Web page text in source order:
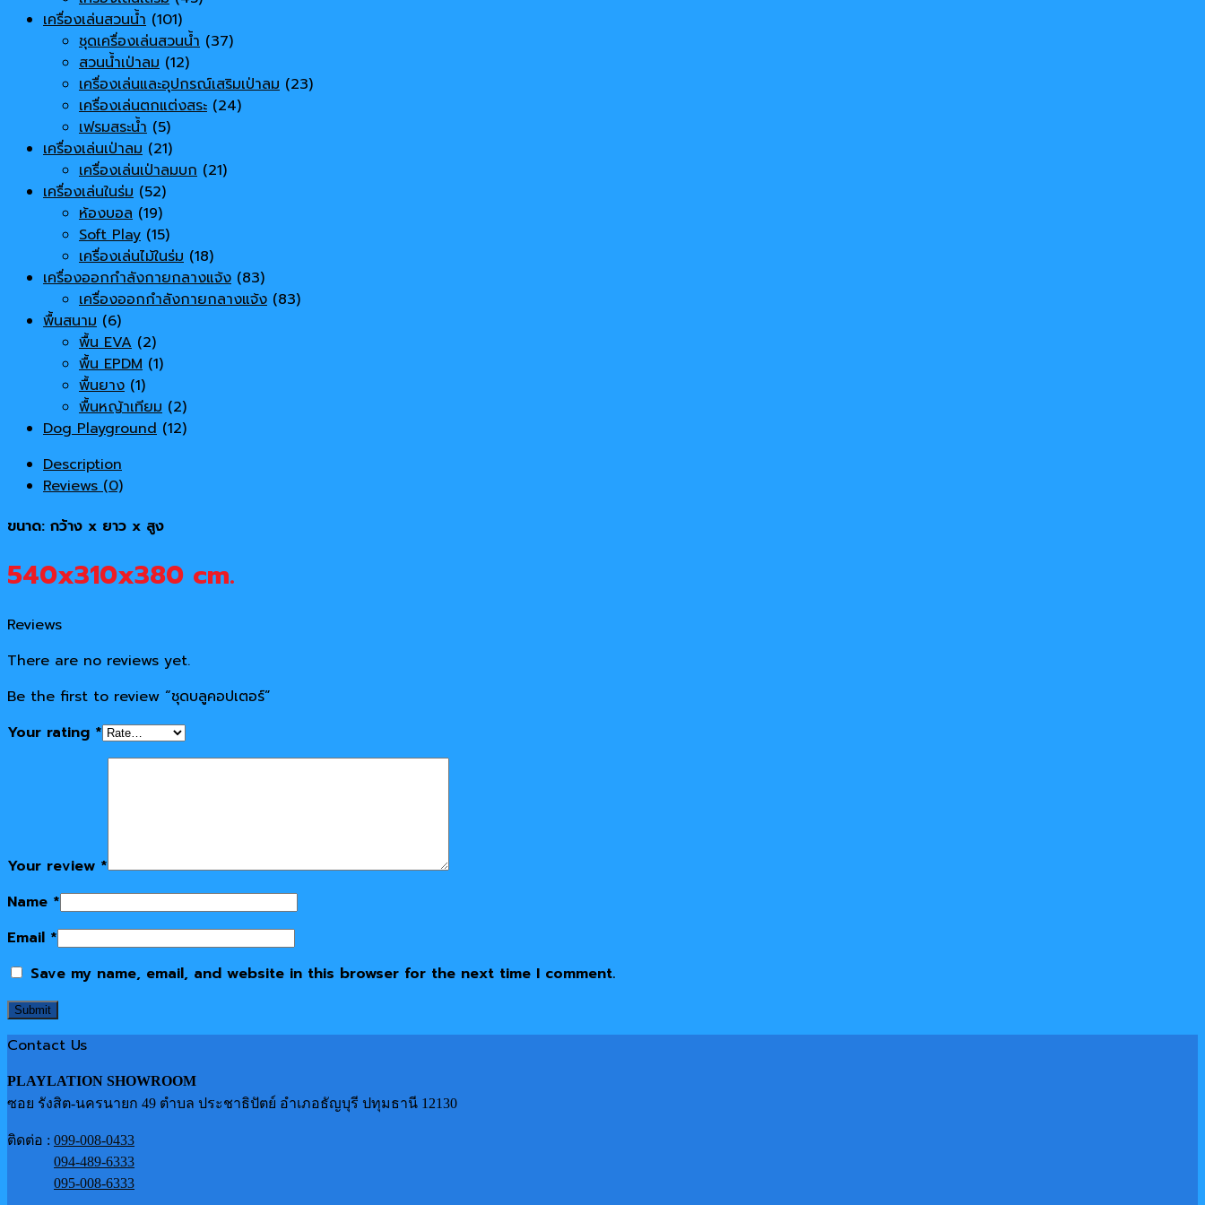
เครื่องเล่นสวนน้ำ (101)
ชุดเครื่องเล่นสวนน้ำ (37)
สวนน้ำเป่าลม (12)
เครื่องเล่นและอุปกรณ์เสริมเป่าลม (23)
เครื่องเล่นตกแต่งสระ (24)
เฟรมสระน้ำ (5)
เครื่องเล่นเป่าลม (21)
เครื่องเล่นเป่าลมบก (21)
เครื่องเล่นในร่ม (52)
ห้องบอล (19)
Soft Play (15)
เครื่องเล่นไม้ในร่ม (18)
เครื่องออกกำลังกายกลางแจ้ง (83)
เครื่องออกกำลังกายกลางแจ้ง (83)
พื้นสนาม (6)
พื้น EVA (2)
พื้น EPDM (1)
พื้นยาง (1)
พื้นหญ้าเทียม (2)
Dog Playground (12)
Description
Reviews (0)
ขนาด: กว้าง x ยาว x สูง
540x310x380 cm.
Reviews
There are no reviews yet.
Be the first to review “ชุดบลูคอปเตอร์”
Your rating *
Your review *
Name *
Email *
Save my name, email, and website in this browser for the next time I comment.
Contact Us
PLAYLATION SHOWROOM
ซอย รังสิต-นครนายก 49 ตำบล ประชาธิปัตย์ อำเภอธัญบุรี ปทุมธานี 12130
ติดต่อ : 099-008-0433
094-489-6333
095-008-6333